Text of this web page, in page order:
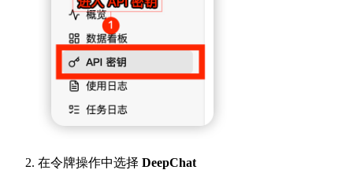
在令牌操作中选择 DeepChat